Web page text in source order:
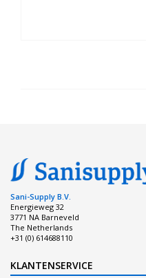
Sani-Supply B.V.
Energieweg 32
3771 NA Barneveld
The Netherlands
+31 (0) 614688110
KLANTENSERVICE